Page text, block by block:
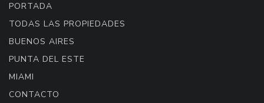
PORTADA
TODAS LAS PROPIEDADES
BUENOS AIRES
PUNTA DEL ESTE
MIAMI
CONTACTO